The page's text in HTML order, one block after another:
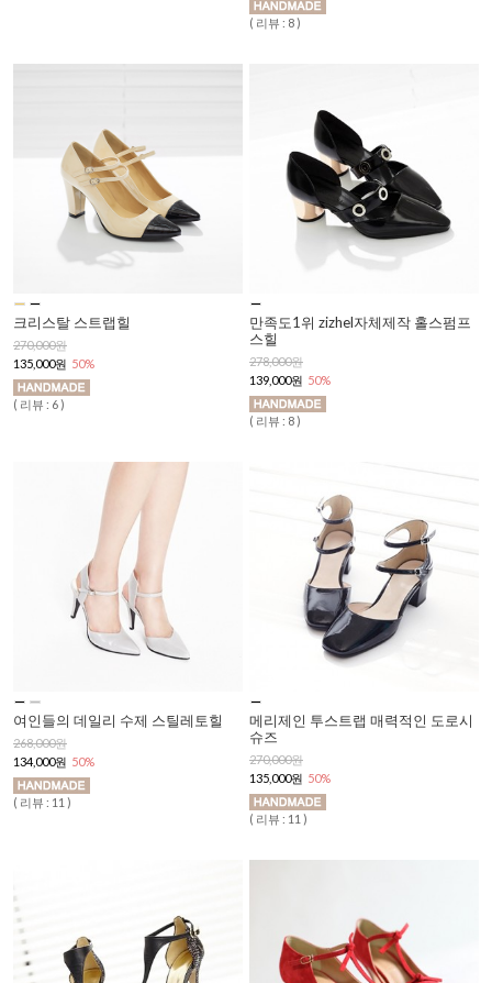
( 리뷰 : 8 )
크리스탈 스트랩힐
270,000원
135,000원 50%
( 리뷰 : 6 )
만족도1위 zizhel자체제작 홀스펌프
스힐
278,000원
139,000원 50%
( 리뷰 : 8 )
여인들의 데일리 수제 스틸레토힐
268,000원
134,000원 50%
( 리뷰 : 11 )
메리제인 투스트랩 매력적인 도로시
슈즈
270,000원
135,000원 50%
( 리뷰 : 11 )